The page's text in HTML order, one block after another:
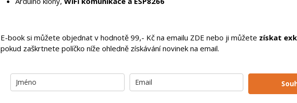
E-book si můžete objednat v hodnotě 99,- Kč na emailu ZDE nebo ji můžete získat
pokud zaškrtnete políčko níže ohledně získávání novinek na email.